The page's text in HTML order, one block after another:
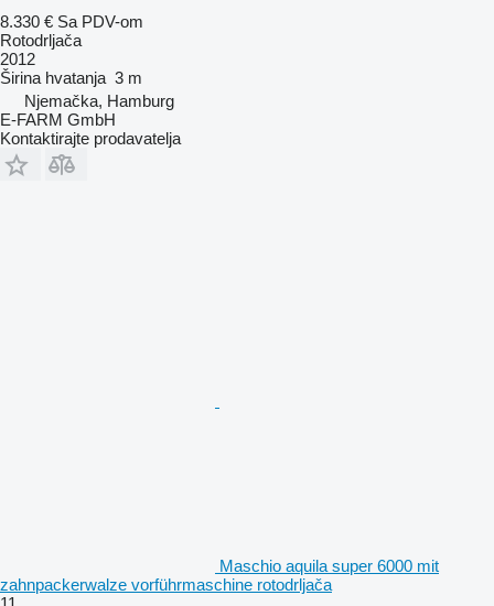
8.330 € Sa PDV-om
Rotodrljača
2012
Širina hvatanja 3 m
Njemačka, Hamburg
E-FARM GmbH
Kontaktirajte prodavatelja
Maschio aquila super 6000 mit
zahnpackerwalze vorführmaschine rotodrljača